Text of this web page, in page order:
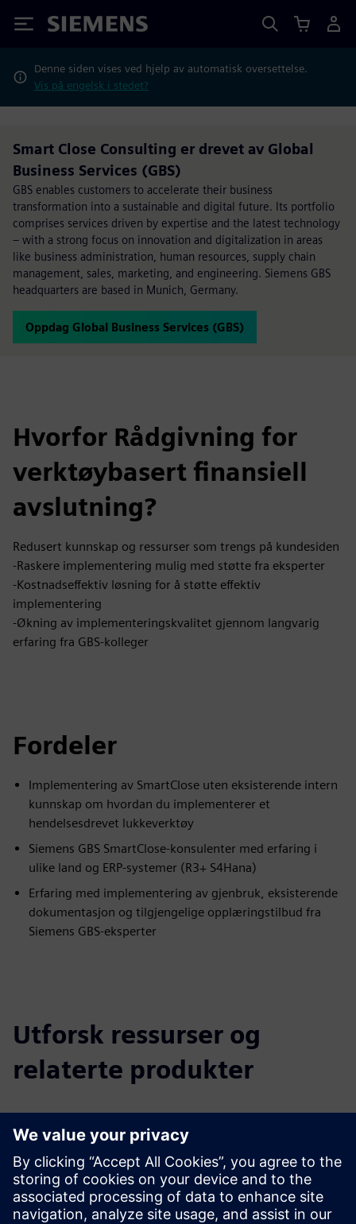
Siemens
Denne siden vises ved hjelp av automatisk oversettelse.
Vis på engelsk i stedet?
Smart Close Consulting er drevet av Global
Business Services (GBS)
GBS enables customers to accelerate their business
transformation into a sustainable and digital future. Its portfolio
comprises services driven by expertise and the latest technology
– with a strong focus on innovation and digitalization in areas
like business administration, human resources, supply chain
management, sales, marketing, and engineering. Siemens GBS
headquarters are based in Munich, Germany.
Oppdag Global Business Services (GBS)
Hvorfor Rådgivning for
verktøybasert finansiell
avslutning?
Redusert kunnskap og ressurser som trengs på kundesiden
-Raskere implementering mulig med støtte fra eksperter
-Kostnadseffektiv løsning for å støtte effektiv
implementering
-Økning av implementeringskvalitet gjennom langvarig
erfaring fra GBS-kolleger
Fordeler
Implementering av SmartClose uten eksisterende intern
kunnskap om hvordan du implementerer et
hendelsesdrevet lukkeverktøy
Siemens GBS SmartClose-konsulenter med erfaring i
ulike land og ERP-systemer (R3+ S4Hana)
Erfaring med implementering av gjenbruk, eksisterende
dokumentasjon og tilgjengelige opplæringstilbud fra
Siemens GBS-eksperter
Utforsk ressurser og
relaterte produkter
Tilleggsinformasjon og ressurser
Mer informasjon
Forutsetninger